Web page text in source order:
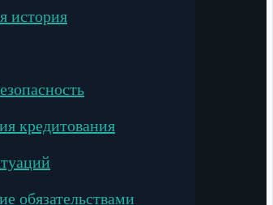
история
кредитования
обязательствами